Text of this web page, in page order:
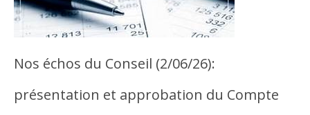
Nos échos du Conseil (2/06/26):
présentation et approbation du Compte